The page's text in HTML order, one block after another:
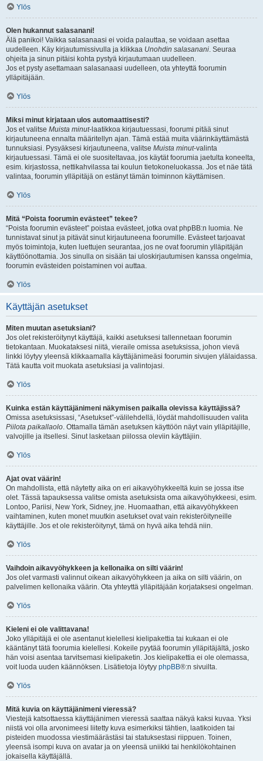
Ylös
Olen hukannut salasanani!
Älä panikoi! Vaikka salasanaasi ei voida palauttaa, se voidaan asettaa
uudelleen. Käy kirjautumissivulla ja klikkaa Unohdin salasanani. Seuraa
ohjeita ja sinun pitäisi kohta pystyä kirjautumaan uudelleen.
Jos et pysty asettamaan salasanaasi uudelleen, ota yhteyttä foorumin
ylläpitäjään.
Ylös
Miksi minut kirjataan ulos automaattisesti?
Jos et valitse Muista minut-laatikkoa kirjautuessasi, foorumi pitää sinut
kirjautuneena ennalta määritellyn ajan. Tämä estää muita väärinkäyttämästä
tunnuksiasi. Pysyäksesi kirjautuneena, valitse Muista minut-valinta
kirjautuessasi. Tämä ei ole suositeltavaa, jos käytät foorumia jaetulta koneelta,
esim. kirjastossa, nettikahvilassa tai koulun tietokoneluokassa. Jos et näe tätä
valintaa, foorumin ylläpitäjä on estänyt tämän toiminnon käyttämisen.
Ylös
Mitä “Poista foorumin evästeet” tekee?
“Poista foorumin evästeet” poistaa evästeet, jotka ovat phpBB:n luomia. Ne
tunnistavat sinut ja pitävät sinut kirjautuneena foorumille. Evästeet tarjoavat
myös toimintoja, kuten luettujen seurantaa, jos ne ovat foorumin ylläpitäjän
käyttöönottamia. Jos sinulla on sisään tai uloskirjautumisen kanssa ongelmia,
foorumin evästeiden poistaminen voi auttaa.
Ylös
Käyttäjän asetukset
Miten muutan asetuksiani?
Jos olet rekisteröitynyt käyttäjä, kaikki asetuksesi tallennetaan foorumin
tietokantaan. Muokataksesi niitä, vieraile omissa asetuksissa, johon vievä
linkki löytyy yleensä klikkaamalla käyttäjänimeäsi foorumin sivujen ylälaidassa.
Tätä kautta voit muokata asetuksiasi ja valintojasi.
Ylös
Kuinka estän käyttäjänimeni näkymisen paikalla olevissa käyttäjissä?
Omissa asetuksissasi, “Asetukset”-välilehdellä, löydät mahdollisuuden valita
Piilota paikallaolo. Ottamalla tämän asetuksen käyttöön näyt vain ylläpitäjille,
valvojille ja itsellesi. Sinut lasketaan piilossa oleviin käyttäjiin.
Ylös
Ajat ovat väärin!
On mahdollista, että näytetty aika on eri aikavyöhykkeeltä kuin se jossa itse
olet. Tässä tapauksessa valitse omista asetuksista oma aikavyöhykkeesi, esim.
Lontoo, Pariisi, New York, Sidney, jne. Huomaathan, että aikavyöhykkeen
vaihtaminen, kuten monet muutkin asetukset ovat vain rekisteröityneille
käyttäjille. Jos et ole rekisteröitynyt, tämä on hyvä aika tehdä niin.
Ylös
Vaihdoin aikavyöhykkeen ja kellonaika on silti väärin!
Jos olet varmasti valinnut oikean aikavyöhykkeen ja aika on silti väärin, on
palvelimen kellonaika väärin. Ota yhteyttä ylläpitäjään korjataksesi ongelman.
Ylös
Kieleni ei ole valittavana!
Joko ylläpitäjä ei ole asentanut kielellesi kielipakettia tai kukaan ei ole
kääntänyt tätä foorumia kielellesi. Kokeile pyytää foorumin ylläpitäjältä, josko
hän voisi asentaa tarvitsemasi kielipaketin. Jos kielipakettia ei ole olemassa,
voit luoda uuden käännöksen. Lisätietoja löytyy phpBB®:n sivuilta.
Ylös
Mitä kuvia on käyttäjänimeni vieressä?
Viestejä katsottaessa käyttäjänimen vieressä saattaa näkyä kaksi kuvaa. Yksi
niistä voi olla arvonimeesi liitetty kuva esimerkiksi tähtien, laatikoiden tai
pisteiden muodossa viestimäärästäsi tai statuksestasi riippuen. Toinen,
yleensä isompi kuva on avatar ja on yleensä uniikki tai henkilökohtainen
jokaisella käyttäjällä.